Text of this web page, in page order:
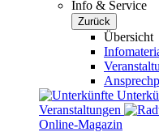
Info & Service
Zurück
Übersicht
Veranstaltungen
Online-Magazin